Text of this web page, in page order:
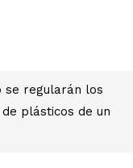
se regularán los
plásticos de un